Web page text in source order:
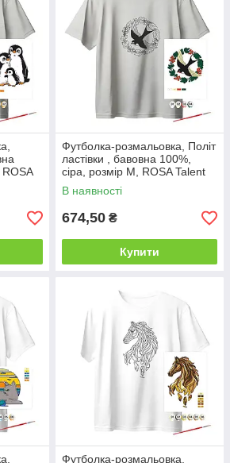
ROSA
Футболка-розмальовка, Політ
ластівки , бавовна 100%,
сіра, розмір M, ROSA Talent
В наявності
674,50 ₴
Купити
Футболка-розмальовка,